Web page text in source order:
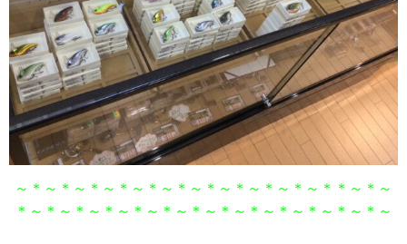
～＊～＊～＊～＊～＊～＊～＊～＊～＊～＊～＊＊～＊～
＊～＊～＊～＊～＊～＊～＊～＊～＊～＊～＊～＊～＊～